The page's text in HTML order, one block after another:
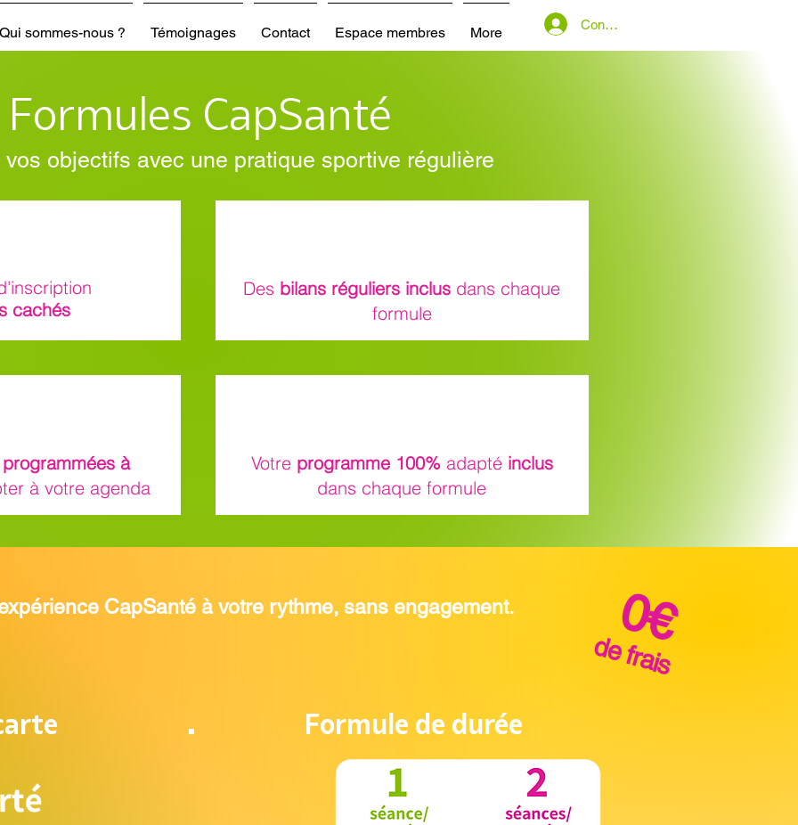
Qui sommes-nous ? Témoignages Contact Espace membres More Connexion
Formules CapSanté
objectifs avec une pratique sportive régulière
cachés
programmées à
à votre agenda
Des bilans réguliers inclus dans chaque
formule
Votre programme 100%adapté inclus
dans chaque formule
CapSanté à votre rythme, sans engagement. 0€
de frais
Formule de durée